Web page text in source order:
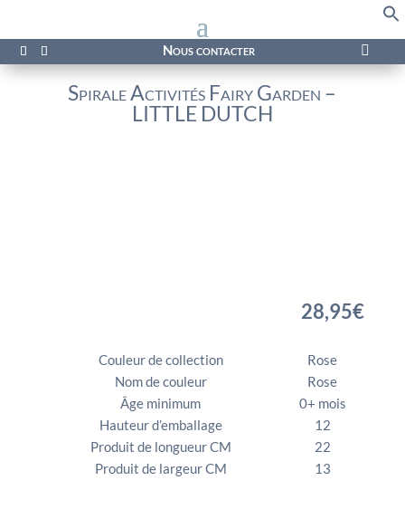
Nous contacter 
Spirale Activités Fairy Garden –
LITTLE DUTCH
28,95€
Couleur de collection
Rose
Nom de couleur
Rose
Âge minimum
0+ mois
Hauteur d’emballage
12
Produit de longueur CM
22
Produit de largeur CM
13